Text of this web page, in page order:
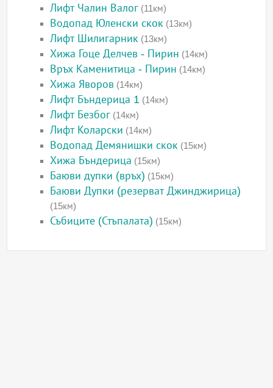
Лифт Чалин Валог (11км)
Водопад Юленски скок (13км)
Лифт Шилигарник (13км)
Хижа Гоце Делчев - Пирин (14км)
Връх Каменитица - Пирин (14км)
Хижа Яворов (14км)
Лифт Бъндерица 1 (14км)
Лифт Безбог (14км)
Лифт Коларски (14км)
Водопад Демянишки скок (15км)
Хижа Бъндерица (15км)
Баюви дупки (връх) (15км)
Баюви Дупки (резерват Джинджирица)
(15км)
Събиците (Стъпалата) (15км)